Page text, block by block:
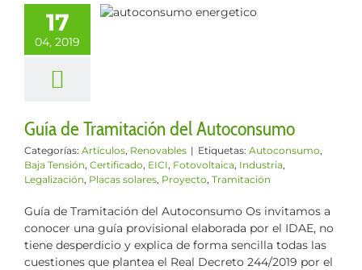
17
04, 2019
Tramitación
Renovables
Guía de Tramitación del Autoconsumo
Categorías: Artículos, Renovables | Etiquetas: Autoconsumo,
Baja Tensión, Certificado, EICI, Fotovoltaica, Industria,
Legalización, Placas solares, Proyecto, Tramitación
Guía de Tramitación del Autoconsumo Os invitamos a
conocer una guía provisional elaborada por el IDAE, no
tiene desperdicio y explica de forma sencilla todas las
cuestiones que plantea el Real Decreto 244/2019 por el